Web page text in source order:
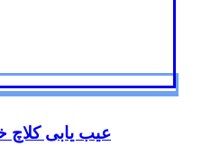
عیب یابی کلاچ